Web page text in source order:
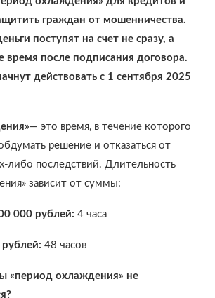
граждан от мошенничества.
поступят на счет не сразу, а
время после подписания договора.
действовать с 1 сентября 2025
— это время, в течение которого
решение и отказаться от
либо последствий. Длительность
зависит от суммы:
000 рублей: 4 часа
48 часов
«период охлаждения» не